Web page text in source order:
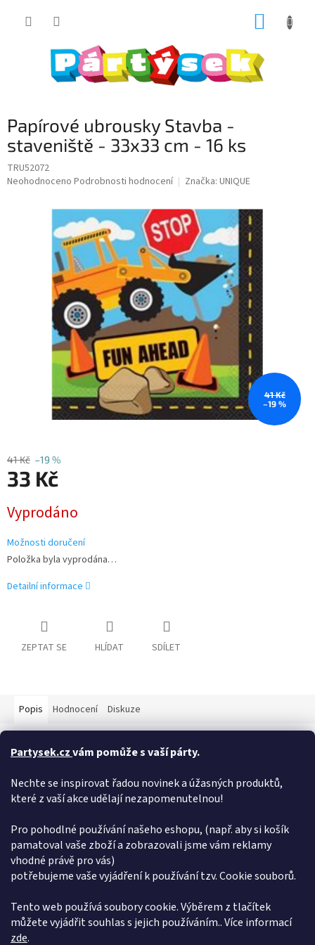
Partysek.czvám pomůže s vaší párty.
Nechte se inspirovat řadou novinek a úžasných produktů,
které z vaší akce udělají nezapomenutelnou!
Pro pohodlné používání našeho eshopu, (např. aby si košík
pamatoval vaše zboží a zobrazovali jsme vám reklamy
vhodné právě pro vás)
potřebujeme vaše vyjádření k používání tzv. Cookie souborů.
Tento web používá soubory cookie. Výběrem z tlačítek
můžete vyjádřit souhlas s jejich používáním.. Více informací
zde.
Papírové ubrousky Stavba -
staveniště - 33x33 cm - 16 ks
TRU52072
Průměrné
hvězdiček.
Neohodnoceno Podrobnosti hodnocení Značka: UNIQUE
41 Kč
–19 %
41 Kč –19 %
33 Kč
cena:
Vyprodáno
Možnosti doručení
Položka byla vyprodána…
Detailní informace
ZEPTAT SE HLÍDAT SDÍLET
Popis Hodnocení Diskuze
narozeninové tabule vašeho dítěte. Vyčarují úsměv na tváři nejen
oslavenci,ale i ostatním hostům na párty. Rozměry: 33 × 33 cm
Doplňkové parametry
Kategorie:
Stavba
EAN:
011179520725